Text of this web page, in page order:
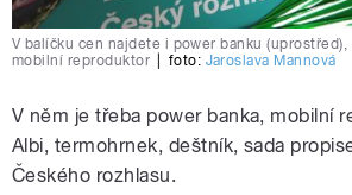
V balíčku cen najdete i power banku
mobilní reproduktor
foto: Jaroslava Mannová
V něm je třeba power banka, mobilní
Albi, termohrnek, deštník, sada
Českého rozhlasu.